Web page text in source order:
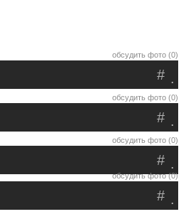
обсудить фото (0)
.
#
обсудить фото (0)
.
#
обсудить фото (0)
.
#
обсудить фото (0)
.
#